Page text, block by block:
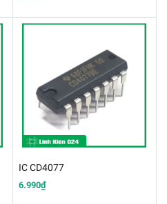
IC CD4077
6.990₫